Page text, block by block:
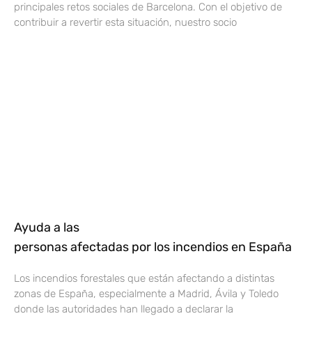
principales retos sociales de Barcelona. Con el objetivo de
contribuir a revertir esta situación, nuestro socio
Ayuda a las
personas afectadas por los incendios en España
Los incendios forestales que están afectando a distintas
zonas de España, especialmente a Madrid, Ávila y Toledo
donde las autoridades han llegado a declarar la